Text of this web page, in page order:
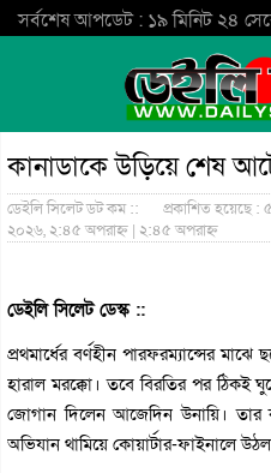
সর্বশেষ আপডেট : ১৯ মিনিট ২৪
কানাডাকে উড়িয়ে শেষ
ডেইলি সিলেট ডট কম ::
প্রকাশিত হয়েছে :
২০২৬, ২:৪৫ অপরাহ্ন | ২:৪৫ অপরাহ্ন
ডেইলি সিলেট ডেস্ক ::
প্রথমার্ধের বর্ণহীন পারফরম্যান্সের
হারাল মরক্কো। তবে বিরতির পর ঠিকই
জোগান দিলেন আজেদিন উনায়ি।
অভিযান থামিয়ে কোয়ার্টার-ফাইনালে